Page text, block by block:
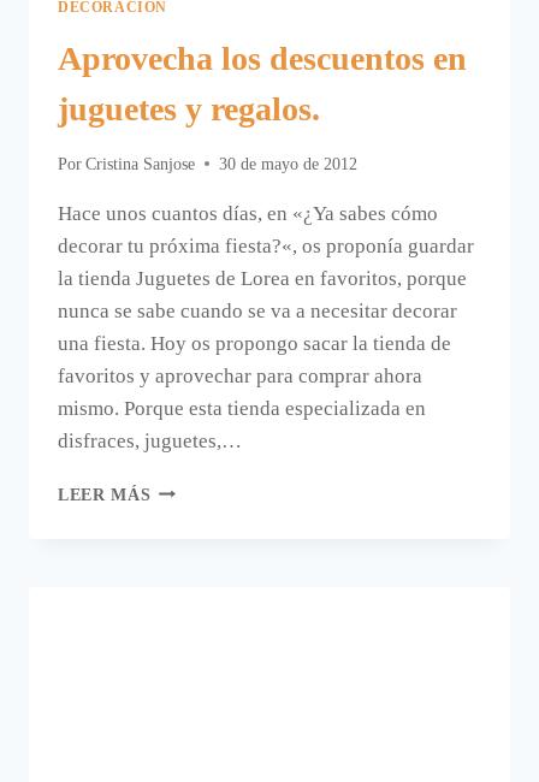
DECORACIÓN
Aprovecha los descuentos en
juguetes y regalos.
Por Cristina Sanjose 30 de mayo de 2012
Hace unos cuantos días, en «¿Ya sabes cómo
decorar tu próxima fiesta?«, os proponía guardar
la tienda Juguetes de Lorea en favoritos, porque
nunca se sabe cuando se va a necesitar decorar
una fiesta. Hoy os propongo sacar la tienda de
favoritos y aprovechar para comprar ahora
mismo. Porque esta tienda especializada en
disfraces, juguetes,…
LEER MÁS APROVECHA